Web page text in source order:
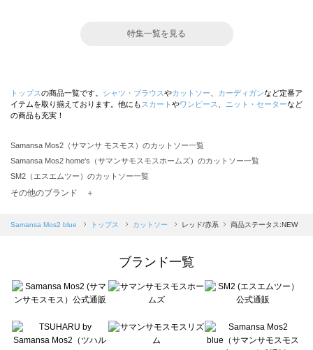
特集一覧を見る
トップスの商品一覧です。 シャツ・ブラウスやカットソー カーディガンなど定番ア
イテムを取り揃えております。他にも スカート やワンピース ニット・セーターなど
の商品も充実！
Samansa Mos2（サマンサ モスモス）のカットソー一覧
Samansa Mos2 home's（サマンサモスモスホームズ）のカットソー一覧
SM2（エスエムツー）のカットソー一覧
TSUHARU by Samansa Mos2（ツハルバイサマンサモスモス）のカットソー一覧
Samansa Mos2 blue（サマンサモスモス ブルー）のカットソー一覧
sō4ū（ソウフォーユー）のカットソー一覧
Te chichi（テチチ）のカットソー一覧
Te chichi CLASSIC（テチチ クラシック）のカットソー一覧
Lugnoncure（ルノンキュール）のカットソー一覧
BETTY'S BLUE（べティーズブルー）のカットソー一覧
その他のブランド ＋
Samansa Mos2 blue トップス カットソー レッド/赤系 商品ステータス:NEW
ブランド一覧